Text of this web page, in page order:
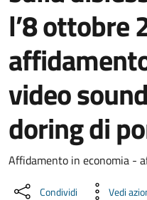
l’8 ottobre
video
doring di
Dettaglio del documento
Affidamento in economia -
Condividi Vedi